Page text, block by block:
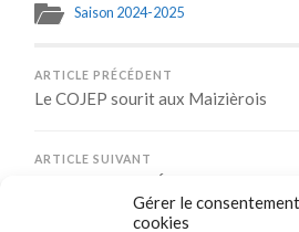
Gérer le
cookies
Saison 2024-2025
ARTICLE PRÉCÉDENT
Le COJEP sourit aux Maizièrois
ARTICLE SUIVANT
UNE BELLE EXPÉRIENCE POUR